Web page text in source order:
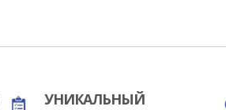
УНИКАЛЬНЫЙ